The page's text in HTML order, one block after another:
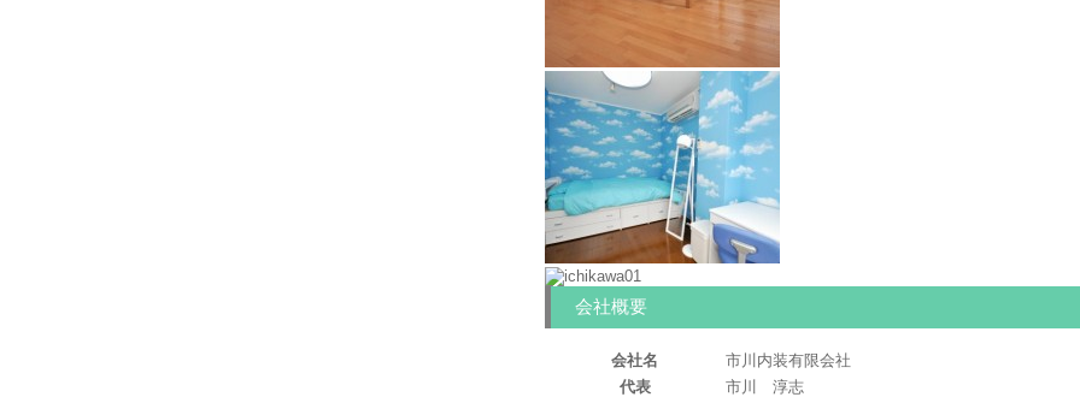
会社概要
会社名
市川内装有限会社
代表
市川 淳志